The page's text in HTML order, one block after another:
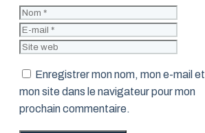
Nom
Enregistrer mon nom, mon e-mail et
mon site dans le navigateur pour mon
prochain commentaire.